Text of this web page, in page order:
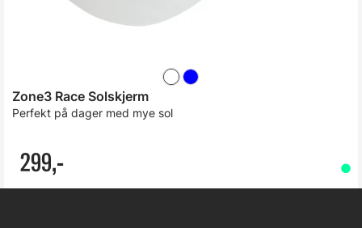
Zone3 Race Solskjerm
Perfekt på dager med mye sol
299,-